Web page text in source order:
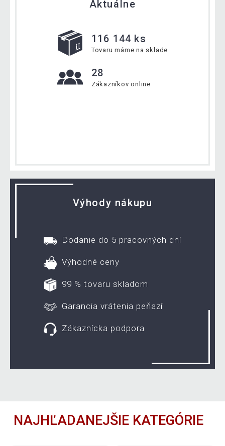
Aktuálne
116 144 ks
Tovaru máme na sklade
28
Zákazníkov online
Výhody nákupu
Dodanie do 5 pracovných dní
Výhodné ceny
99 % tovaru skladom
Garancia vrátenia peňazí
Zákaznícka podpora
NAJHĽADANEJŠIE KATEGÓRIE